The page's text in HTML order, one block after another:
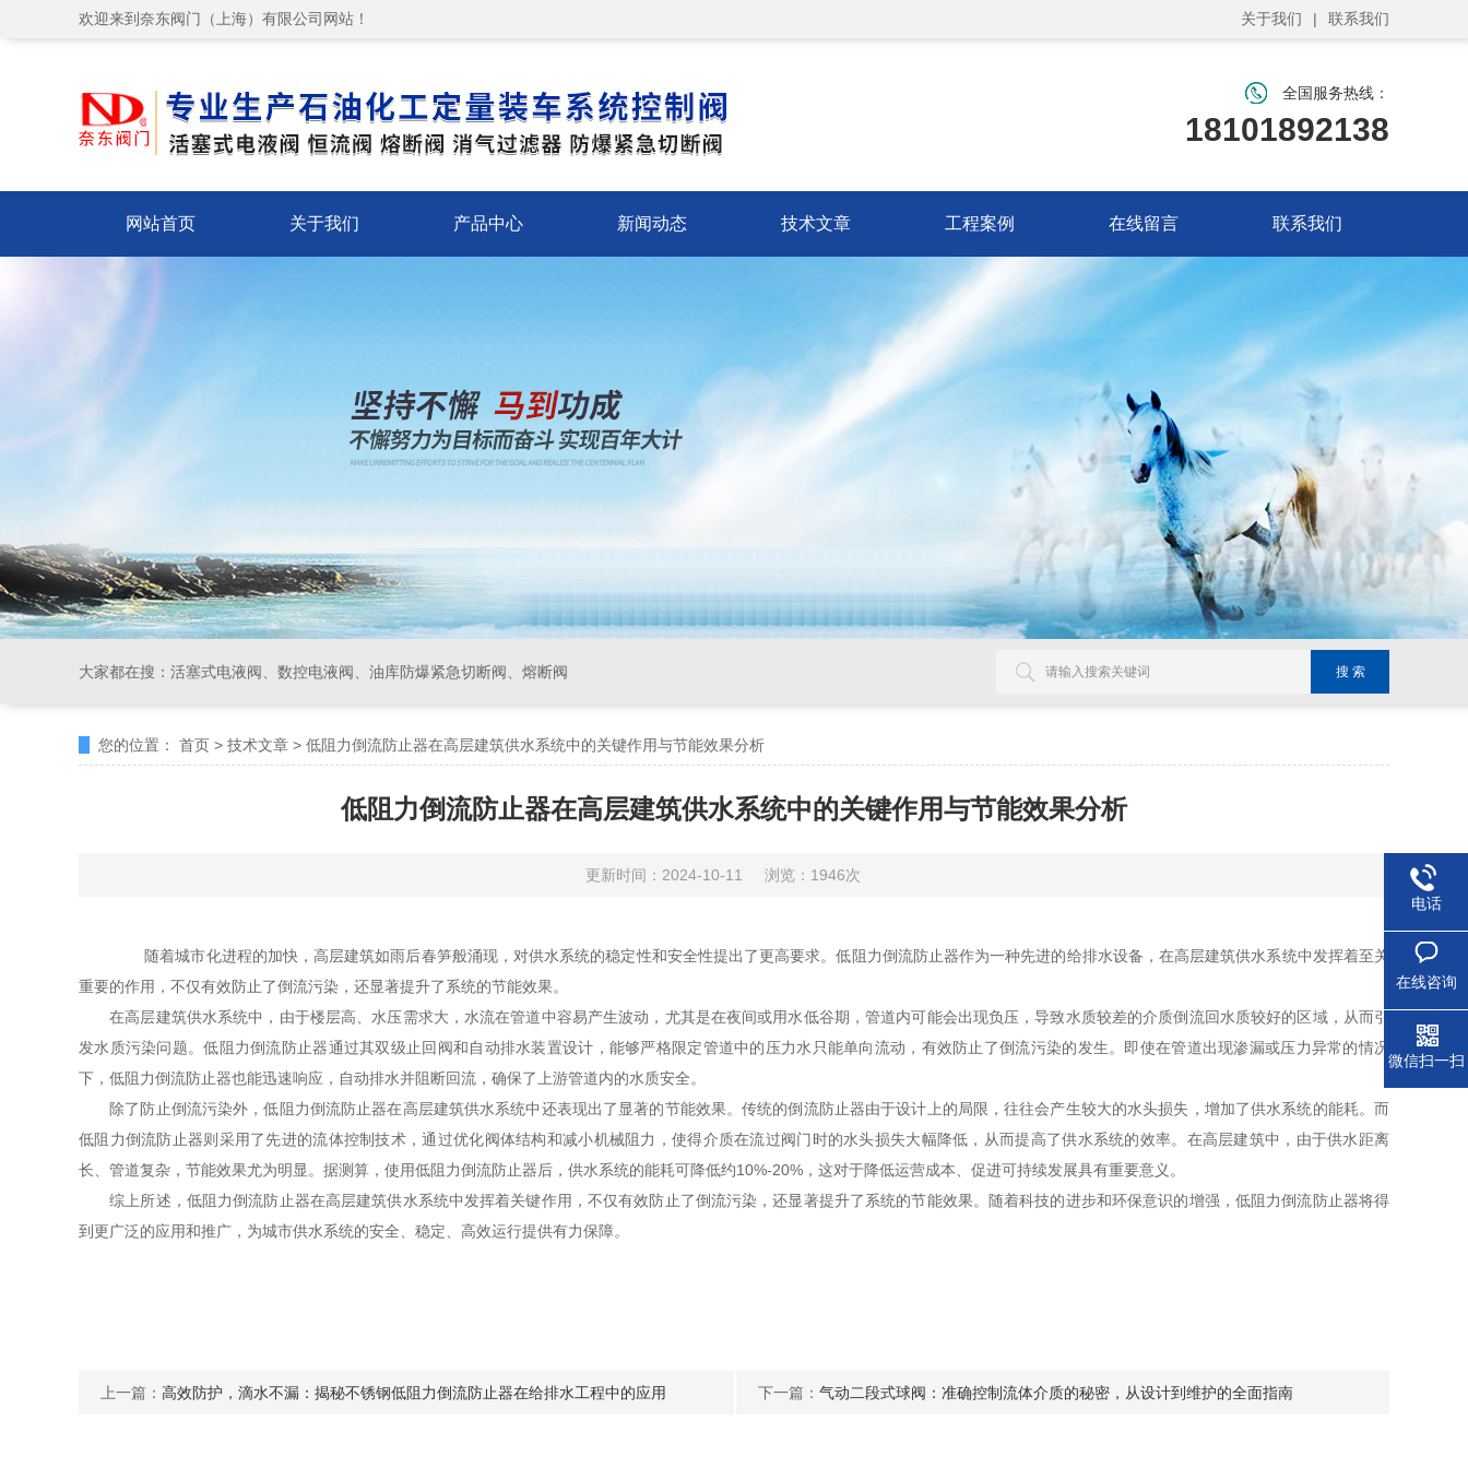
欢迎来到奈东阀门（上海）有限公司网站！ 关于我们 | 联系我们
全国服务热线：
18101892138
网站首页 关于我们 产品中心 新闻动态 技术文章 工程案例 在线留言 联系我们
大家都在搜： 活塞式电液阀、数控电液阀、油库防爆紧急切断阀、熔断阀
您的位置： 首页 > 技术文章 > 低阻力倒流防止器在高层建筑供水系统中的关键作用与节能效果分析
低阻力倒流防止器在高层建筑供水系统中的关键作用与节能效果分析
更新时间：2024-10-11 浏览：1946次
随着城市化进程的加快，高层建筑如雨后春笋般涌现，对供水系统的稳定性和安全性提出了更高要求。低阻力倒流防止器作为一种先进的给排水设备，在高层建筑供水系统中发挥着至关
重要的作用，不仅有效防止了倒流污染，还显著提升了系统的节能效果。
在高层建筑供水系统中，由于楼层高、水压需求大，水流在管道中容易产生波动，尤其是在夜间或用水低谷期，管道内可能会出现负压，导致水质较差的介质倒流回水质较好的区域，从而引
发水质污染问题。低阻力倒流防止器通过其双级止回阀和自动排水装置设计，能够严格限定管道中的压力水只能单向流动，有效防止了倒流污染的发生。即使在管道出现渗漏或压力异常的情况
下，低阻力倒流防止器也能迅速响应，自动排水并阻断回流，确保了上游管道内的水质安全。
除了防止倒流污染外，低阻力倒流防止器在高层建筑供水系统中还表现出了显著的节能效果。传统的倒流防止器由于设计上的局限，往往会产生较大的水头损失，增加了供水系统的能耗。而
低阻力倒流防止器则采用了先进的流体控制技术，通过优化阀体结构和减小机械阻力，使得介质在流过阀门时的水头损失大幅降低，从而提高了供水系统的效率。在高层建筑中，由于供水距离
长、管道复杂，节能效果尤为明显。据测算，使用低阻力倒流防止器后，供水系统的能耗可降低约10%-20%，这对于降低运营成本、促进可持续发展具有重要意义。
综上所述，低阻力倒流防止器在高层建筑供水系统中发挥着关键作用，不仅有效防止了倒流污染，还显著提升了系统的节能效果。随着科技的进步和环保意识的增强，低阻力倒流防止器将得
到更广泛的应用和推广，为城市供水系统的安全、稳定、高效运行提供有力保障。
上一篇： 高效防护，滴水不漏：揭秘不锈钢低阻力倒流防止器在给排水工程中的应用 下一篇： 气动二段式球阀：准确控制流体介质的秘密，从设计到维护的全面指南
电话
在线咨询
微信扫一扫